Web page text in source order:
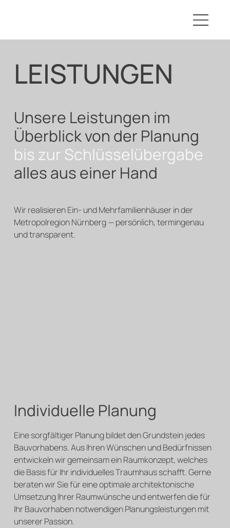
LEISTUNGEN
Unsere Leistungen im
Überblick von der Planung
bis zur Schlüsselübergabe
alles aus einer Hand
Wir realisieren Ein- und Mehrfamilienhäuser in der
Metropolregion Nürnberg — persönlich, termingenau
und transparent.
Individuelle Planung
Eine sorgfältiger Planung bildet den Grundstein jedes
Bauvorhabens. Aus Ihren Wünschen und Bedürfnissen
entwickeln wir gemeinsam ein Raumkonzept, welches
die Basis für Ihr individuelles Traumhaus schafft. Gerne
beraten wir Sie für eine optimale architektonische
Umsetzung Ihrer Raumwünsche und entwerfen die für
Ihr Bauvorhaben notwendigen Planungsleistungen mit
unserer Passion.